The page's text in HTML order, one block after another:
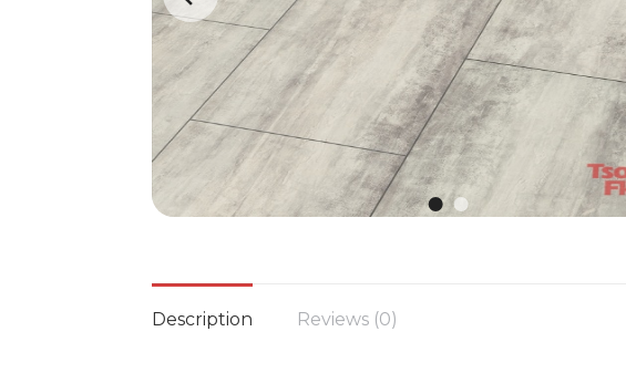
Description Reviews (0)